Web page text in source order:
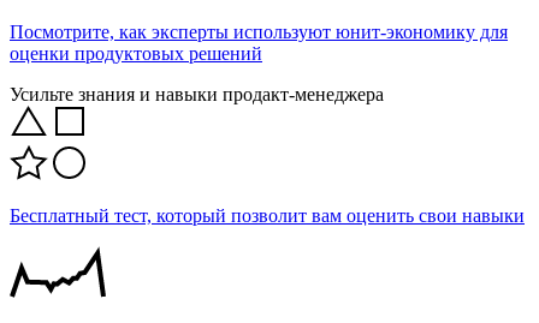
Посмотрите, как эксперты используют юнит-экономику для
оценки продуктовых решений
Усильте знания и навыки продакт-менеджера
Бесплатный тест, который позволит вам оценить свои навыки